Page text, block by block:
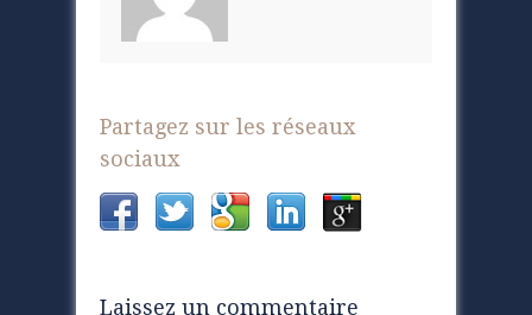
Partagez sur les réseaux
sociaux
Laissez un commentaire